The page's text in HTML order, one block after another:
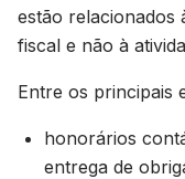
estão relacionados
fiscal e não à
Entre os principais
honorários
entrega de